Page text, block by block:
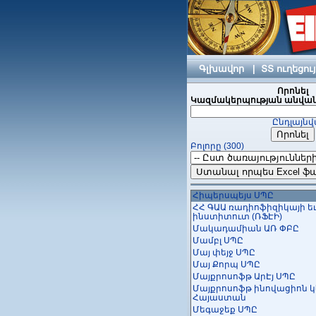
Գլխավոր |ՏՏ
Որոնել
Կազմակերպության
Բոլորը (300)
ԿՈՄՊՅՈՒՏԵՐԻ Ի
Կոպի Սերվիս ՍՊԸ
Կուբ թեքնոլոջիս ՍՊԸ
Կրեատիվ Սոֆթ ՍՊԸ
Համակարգչային Շտապ
Հայ-հնդկական ՏՀՏ
կենտրոն
Հարմոնիա
զարգացման հիմնադրամ
Հելիքս Կոնստալտինգ
ՀԵԼՏՈՒՆ
Հիբրիդ Սոլյուշնս ՍՊԸ
Հիմնարկ
Հիյթեգրիտի ՍՊԸ
Հիպերսպեյս ՍՊԸ
ՀՀ ԳԱԱ ռադիոֆիզիկայի
ինստիտուտ (ՌՖԷԻ)
Մակադամիան ԱՌ ՓԲԸ
Մամբլ ՍՊԸ
Մայ փեյջ ՍՊԸ
Մայ Քորպ ՍՊԸ
Մայքրոսոֆթ ԱրԷյ ՍՊԸ
Մայքրոսոֆթ ինովացիոն
Հայաստան
Մեգաջեք ՍՊԸ